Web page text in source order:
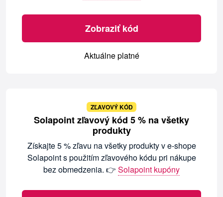
Zobraziť kód
Aktuálne platné
ZĽAVOVÝ KÓD
Solapoint zľavový kód 5 % na všetky
produkty
Získajte 5 % zľavu na všetky produkty v e-shope
Solapoint s použitím zľavového kódu pri nákupe
bez obmedzenia. 👉 Solapoint kupóny